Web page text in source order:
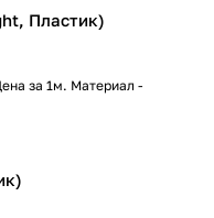
Пластик)
за 1м. Материал -